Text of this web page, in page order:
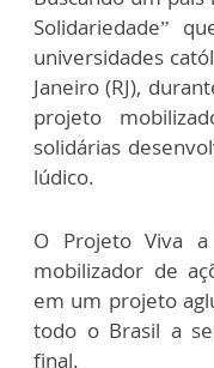
Solidariedade”
universidades
Janeiro (RJ),
projeto
solidárias
lúdico.
​O Projeto Viva
mobilizador de
em um projeto
todo o Brasil a
final.